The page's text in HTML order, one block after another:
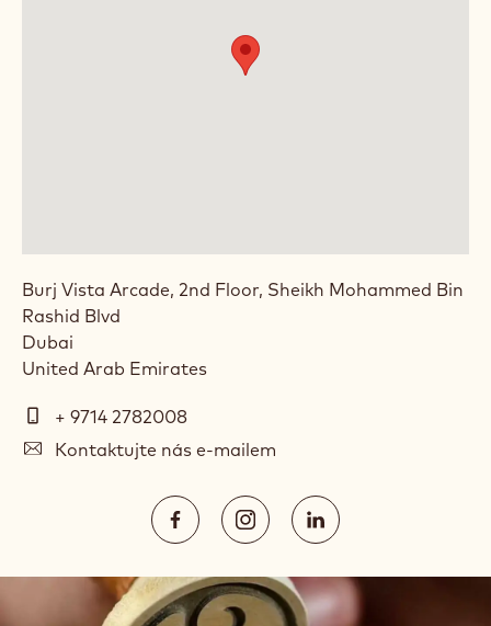
Burj Vista Arcade, 2nd Floor, Sheikh Mohammed Bin
Rashid Blvd
Dubai
United Arab Emirates
Telefon+ 9714 2782008
E-
Kontaktujte nás e-mailem
https://www.facebook.com/
in
a
https://
in
a
https://
in
a